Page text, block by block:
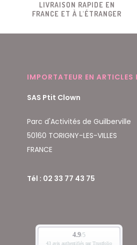
LIVRAISON RAPIDE EN
FRANCE ET À L'ÉTRANGER
IMPORTATEUR EN ARTICLES
SAS Ptit Clown
Parc d'Activités de Guilberville
50160 TORIGNY-LES-VILLES
FRANCE
Tél : 02 33 77 43 75